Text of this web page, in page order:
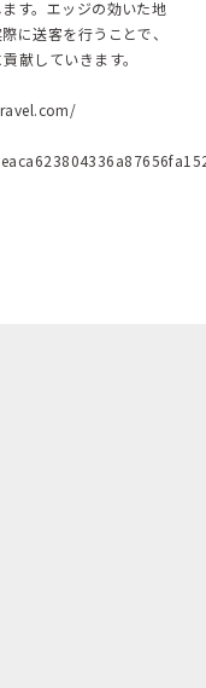
す。エッジの効いた地
に送客を行うことで、
献していきます。